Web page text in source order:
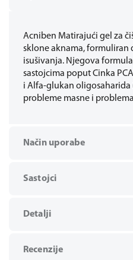
Acniben Matirajući gel za
sklone aknama, formuliran
isušivanja. Njegova
sastojcima poput Cinka
i Alfa-glukan
probleme masne i
Način uporabe
Sastojci
Detalji
Recenzije